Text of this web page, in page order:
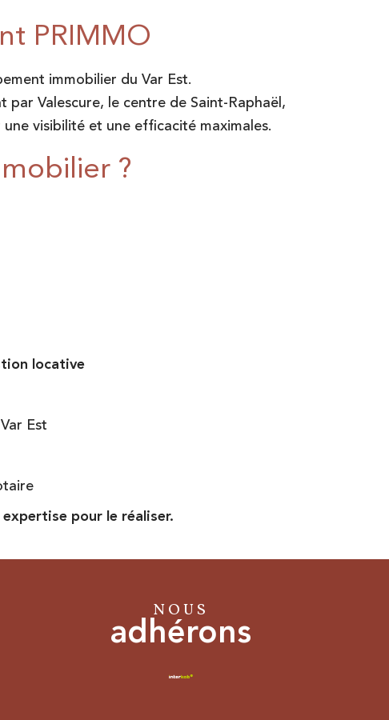
PRIMMO
immobilier du Var Est.
par Valescure, le centre de Saint-Raphaël,
visibilité et une efficacité maximales.
?
locative
Est
pour le réaliser.
NOUS
adhérons